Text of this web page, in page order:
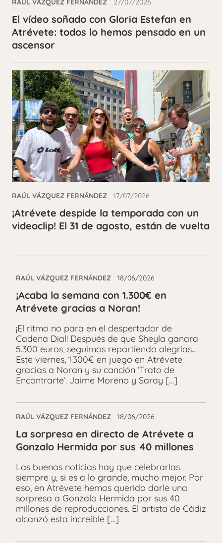
RAÚL VÁZQUEZ FERNÁNDEZ 27/07/2026
El vídeo soñado con Gloria Estefan en
Atrévete: todos lo hemos pensado en un
ascensor
RAÚL VÁZQUEZ FERNÁNDEZ 17/07/2026
¡Atrévete despide la temporada con un
videoclip! El 31 de agosto, están de vuelta
RAÚL VÁZQUEZ FERNÁNDEZ 18/06/2026
¡Acaba la semana con 1.300€ en
Atrévete gracias a Noran!
¡El ritmo no para en el despertador de
Cadena Dial! Después de que Sheyla ganara
5.300 euros, seguimos repartiendo alegrías…
Este viernes, 1.300€ en juego en Atrévete
gracias a Noran y su canción ‘Trato de
Encontrarte’. Jaime Moreno y Saray […]
RAÚL VÁZQUEZ FERNÁNDEZ 18/06/2026
La sorpresa en directo de Atrévete a
Gonzalo Hermida por sus 40 millones
Las buenas noticias hay que celebrarlas
siempre y, si es a lo grande, mucho mejor. Por
eso, en Atrévete hemos querido darle una
sorpresa a Gonzalo Hermida por sus 40
millones de reproducciones. El artista de Cádiz
alcanzó esta increíble […]